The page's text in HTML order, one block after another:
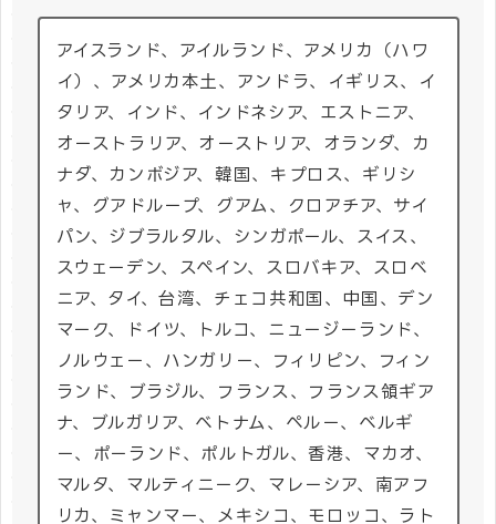
アイスランド、アイルランド、アメリカ（ハワ
イ）、アメリカ本土、アンドラ、イギリス、イ
タリア、インド、インドネシア、エストニア、
オーストラリア、オーストリア、オランダ、カ
ナダ、カンボジア、韓国、キプロス、ギリシ
ャ、グアドループ、グアム、クロアチア、サイ
パン、ジブラルタル、シンガポール、スイス、
スウェーデン、スペイン、スロバキア、スロベ
ニア、タイ、台湾、チェコ共和国、中国、デン
マーク、ドイツ、トルコ、ニュージーランド、
ノルウェー、ハンガリー、フィリピン、フィン
ランド、ブラジル、フランス、フランス領ギア
ナ、ブルガリア、ベトナム、ペルー、ベルギ
ー、ポーランド、ポルトガル、香港、マカオ、
マルタ、マルティニーク、マレーシア、南アフ
リカ、ミャンマー、メキシコ、モロッコ、ラト